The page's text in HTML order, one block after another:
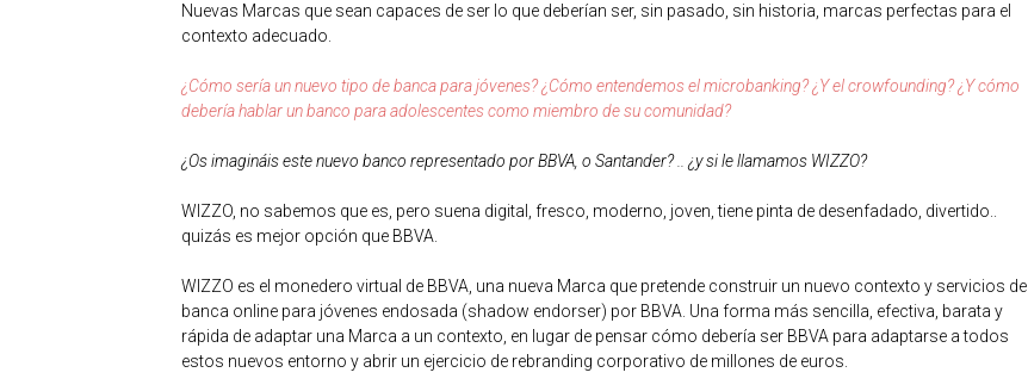
Nuevas Marcas que sean capaces de ser lo que deberían ser, sin pasado, sin historia, marcas perfectas para el
contexto adecuado.
¿Cómo sería un nuevo tipo de banca para jóvenes? ¿Cómo entendemos el microbanking? ¿Y el crowfounding? ¿Y cómo
debería hablar un banco para adolescentes como miembro de su comunidad?
¿Os imagináis este nuevo banco representado por BBVA, o Santander? .. ¿y si le llamamos WIZZO?
WIZZO, no sabemos que es, pero suena digital, fresco, moderno, joven, tiene pinta de desenfadado, divertido..
quizás es mejor opción que BBVA.
WIZZO es el monedero virtual de BBVA, una nueva Marca que pretende construir un nuevo contexto y servicios de
banca online para jóvenes endosada (shadow endorser) por BBVA. Una forma más sencilla, efectiva, barata y
rápida de adaptar una Marca a un contexto, en lugar de pensar cómo debería ser BBVA para adaptarse a todos
estos nuevos entorno y abrir un ejercicio de rebranding corporativo de millones de euros.